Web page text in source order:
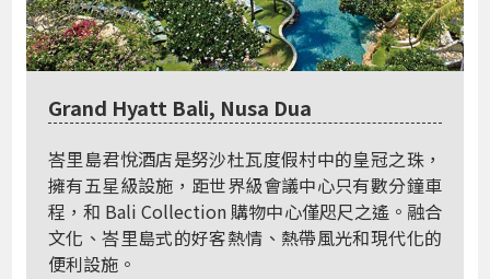
Grand Hyatt Bali, Nusa Dua
峇里島君悅酒店是努沙杜瓦度假村中的皇冠之珠，
擁有五星級設施，距世界級會議中心只有數分鐘車
程，和 Bali Collection 購物中心僅咫尺之遙。融合
文化、峇里島式的好客熱情、熱帶風光和現代化的
便利設施。